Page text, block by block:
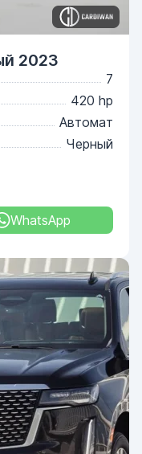
2023
7
420 hp
Автомат
Черный
WhatsApp